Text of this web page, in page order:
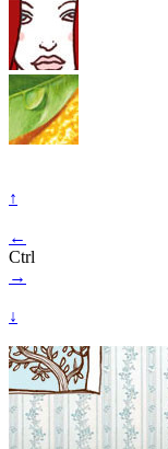
↑
←
Ctrl
→
↓